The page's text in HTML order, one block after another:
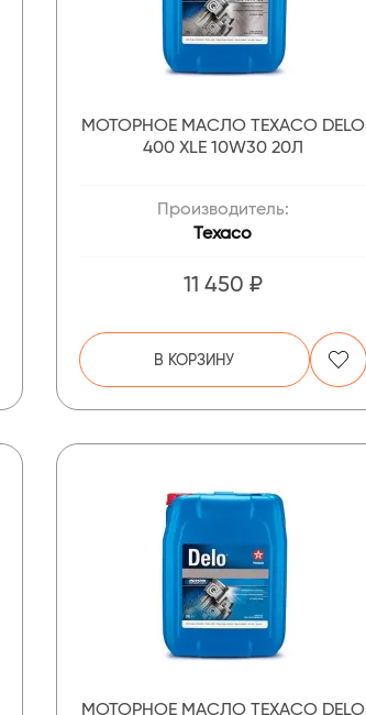
МОТОРНОЕ МАСЛО TEXACO DELO
400 XLE 10W30 20Л
Производитель:
Texaco
11 450 ₽
В КОРЗИНУ
МОТОРНОЕ МАСЛО TEXACO DELO